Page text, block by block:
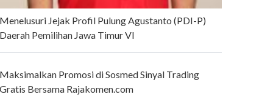
Jejak Profil Pulung Agustanto (PDI-P)
Pemilihan Jawa Timur VI
Promosi di Sosmed Sinyal Trading
Bersama Rajakomen.com